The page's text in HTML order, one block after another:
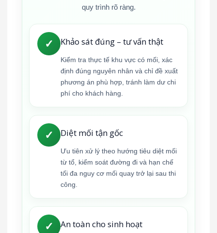
quy trình rõ ràng.
✓ Khảo sát đúng – tư vấn thật
Kiểm tra thực tế khu vực có mối, xác
định đúng nguyên nhân và chỉ đề xuất
phương án phù hợp, tránh làm dư chi
phí cho khách hàng.
✓ Diệt mối tận gốc
Ưu tiên xử lý theo hướng tiêu diệt mối
từ tổ, kiểm soát đường đi và hạn chế
tối đa nguy cơ mối quay trở lại sau thi
công.
✓ An toàn cho sinh hoạt